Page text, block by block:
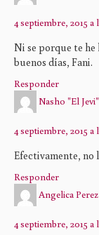
4 septiembre, 2015 a
Ni se porque te he
buenos días, Fani.
Responder
Nasho "El Jevi"
4 septiembre, 2015 a
Efectivamente, no
Responder
Angelica Perez
4 septiembre, 2015 a